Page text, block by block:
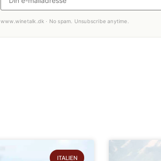
www.winetalk.dk · No spam. Unsubscribe anytime.
ITALIEN